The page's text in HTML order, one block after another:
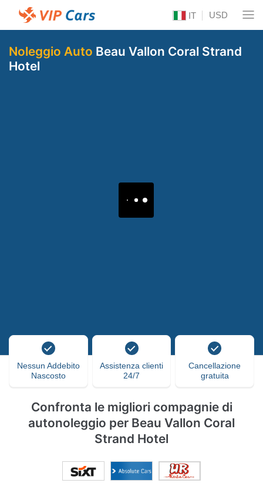
IT USD
Noleggio Auto Beau Vallon Coral Strand
Hotel
Nessun Addebito
Nascosto
Assistenza clienti
24/7
Cancellazione
gratuita
Confronta le migliori compagnie di
autonoleggio per Beau Vallon Coral
Strand Hotel